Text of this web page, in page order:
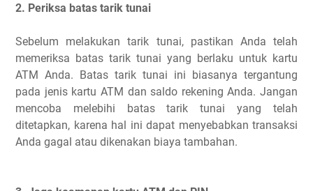
2. Periksa batas tarik tunai
Sebelum melakukan tarik tunai, pastikan Anda telah
memeriksa batas tarik tunai yang berlaku untuk kartu
ATM Anda. Batas tarik tunai ini biasanya tergantung
pada jenis kartu ATM dan saldo rekening Anda. Jangan
mencoba melebihi batas tarik tunai yang telah
ditetapkan, karena hal ini dapat menyebabkan transaksi
Anda gagal atau dikenakan biaya tambahan.